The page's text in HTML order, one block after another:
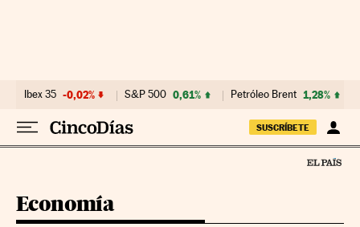
Ibex 35 -0,02% S&P 500 0,61% Petróleo Brent 1,28%
SUSCRÍBETE
Economía